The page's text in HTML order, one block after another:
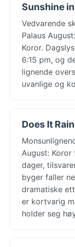
Sunshine
Vedvarende
Palaus
Koror.
6:15 pm, og
lignende
uvanlige og
Does It
August:
dager,
byger faller
dramatiske
er kortvarig
holder seg